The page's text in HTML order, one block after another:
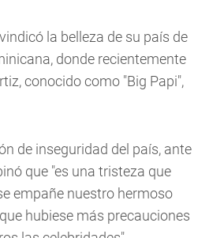
la belleza de su país de
donde recientemente
conocido como "Big Papi",
de inseguridad del país, ante
que "es una tristeza que
empañe nuestro hermoso
hubiese más precauciones